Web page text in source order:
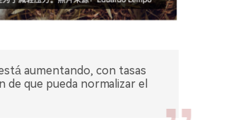
aumentando, con tasas
de que pueda normalizar el